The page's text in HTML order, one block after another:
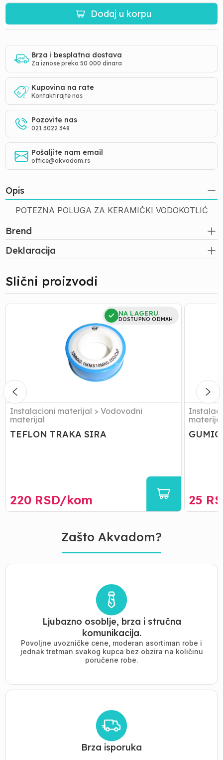
Dodaj u korpu
Brza i besplatna dostava
Za iznose preko 50 000 dinara
Kupovina na rate
Kontaktirajte nas
Pozovite nas
021 3022 348
Pošaljite nam email
office@akvadom.rs
Opis
POTEZNA POLUGA ZA KERAMIČKI VODOKOTLIĆ
Brend
Deklaracija
Slični proizvodi
TEFLON
NA LAGERU
DOSTUPNO ODMAH
Instalacioni materijal > Vodovodni
materijal
TEFLON TRAKA SIRA
220 RSD/kom
GUMICE
25
Zašto Akvadom?
Ljubazno osoblje, brza i stručna
komunikacija.
Povoljne uvozničke cene, moderan asortiman robe i
jednak tretman svakog kupca bez obzira na količinu
poručene robe.
Brza isporuka